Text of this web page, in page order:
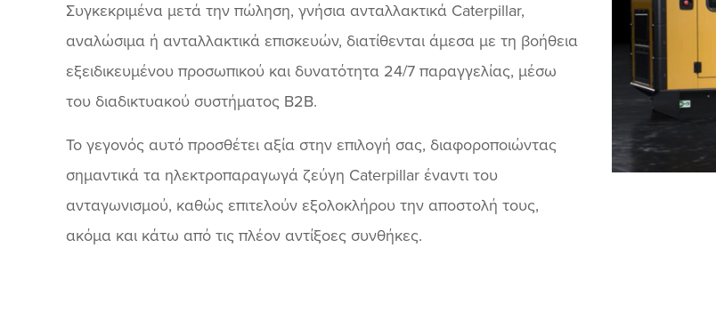
Συγκεκριμένα μετά την πώληση, γνήσια ανταλλακτικά Caterpillar,
αναλώσιμα ή ανταλλακτικά επισκευών, διατίθενται άμεσα με τη βοήθεια
εξειδικευμένου προσωπικού και δυνατότητα 24/7 παραγγελίας, μέσω
του διαδικτυακού συστήματος Β2Β.
Το γεγονός αυτό προσθέτει αξία στην επιλογή σας, διαφοροποιώντας
σημαντικά τα ηλεκτροπαραγωγά ζεύγη Caterpillar έναντι του
ανταγωνισμού, καθώς επιτελούν εξολοκλήρου την αποστολή τους,
ακόμα και κάτω από τις πλέον αντίξοες συνθήκες.